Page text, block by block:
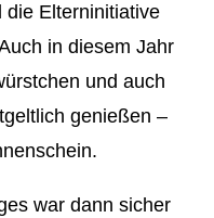
die Elterninitiative
in diesem Jahr
und auch
genießen –
war dann sicher